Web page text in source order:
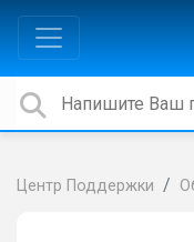
Центр Поддержки